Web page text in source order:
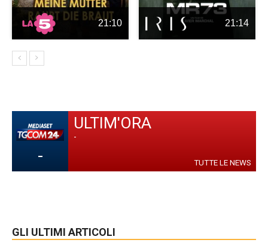
21:10 21:14
-
ULTIM'ORA
-
TUTTE LE NEWS
GLI ULTIMI ARTICOLI